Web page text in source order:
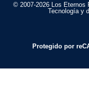
© 2007-2026 Los Eternos
Tecnología y
Protegido por